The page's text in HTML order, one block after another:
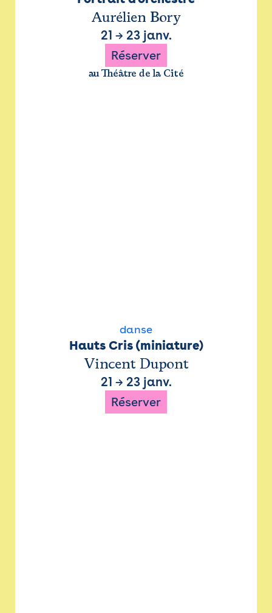
Aurélien Bory
21 → 23 janv.
Réserver
au Théâtre de la Cité
danse
Hauts Cris (miniature)
Vincent Dupont
21 → 23 janv.
Réserver